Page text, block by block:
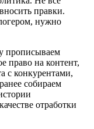
правки.
нужно
прописываем
право на контент,
с конкурентами,
собираем
отработки